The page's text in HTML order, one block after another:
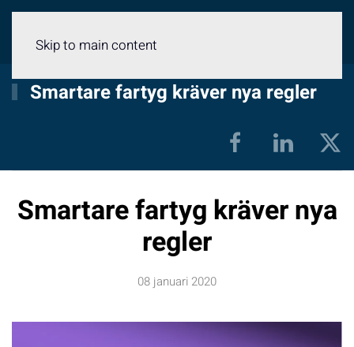
Skip to main content
Smartare fartyg kräver nya regler
Smartare fartyg kräver nya
regler
08 januari 2020